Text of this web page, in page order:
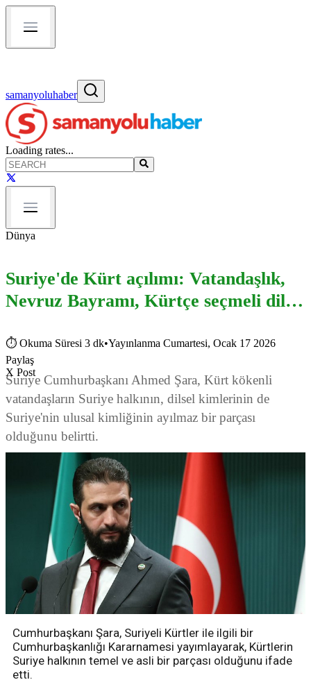
samanyoluhaber
Loading rates...
Dünya
Suriye'de Kürt açılımı: Vatandaşlık,
Nevruz Bayramı, Kürtçe seçmeli dil…
⏱ Okuma Süresi 3 dk•Yayınlanma Cumartesi, Ocak 17 2026
Paylaş
X Post
Suriye Cumhurbaşkanı Ahmed Şara, Kürt kökenli
vatandaşların Suriye halkının, dilsel kimlerinin de
Suriye'nin ulusal kimliğinin ayılmaz bir parçası
olduğunu belirtti.
Cumhurbaşkanı Şara, Suriyeli Kürtler ile ilgili bir
Cumhurbaşkanlığı Kararnamesi yayımlayarak, Kürtlerin
Suriye halkının temel ve asli bir parçası olduğunu ifade
etti.